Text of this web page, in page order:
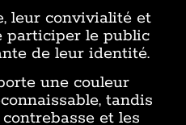
leur convivialité et
participer le public
de leur identité.
une couleur
tandis
et les